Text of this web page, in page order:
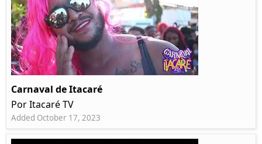
Carnaval de Itacaré
Por Itacaré TV
Added October 17, 2023